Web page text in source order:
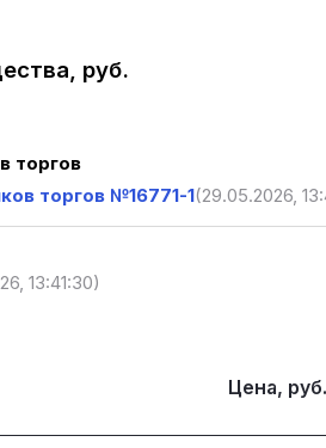
руб.
торгов
торгов №16771-1(29.05.2026,
13:41:30)
Цена, руб.